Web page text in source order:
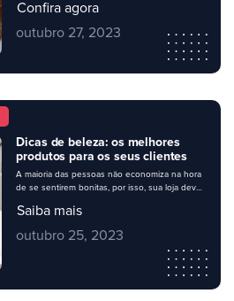
cada. Toda essa divisão ajuda na hora de cada
dos seus fios, escolhendo os melhores
produtos e rotinas de tratamento. Na sua
Confira agora
outubro 27, 2023
Dicas de beleza: os melhores
produtos para os seus clientes
A maioria das pessoas não economiza na hora
de se sentirem bonitas, por isso, sua loja deve
– e, de quebra, combiná-los com dicas de
para abastecer seu estoque, você sente
dúvidas sobre o que escolher para o […]
Saiba mais
outubro 25, 2023